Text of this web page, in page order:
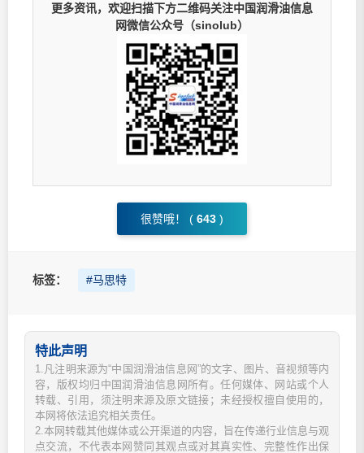
更多资讯，欢迎扫描下方二维码关注中国润滑油信息
网微信公众号（sinolub）
很赞哦！ ( 643 )
标签： #马思特
特此声明
1.凡注明来源为“中国润滑油信息网”的文字、图片、音视频等内
容，版权均归中国润滑油信息网所有。任何媒体、网站或个人
转载、引用，须注明来源及原文链接；未经授权擅自使用的，
本网将依法追究相关责任。
2.本网转载其他媒体或公开渠道的内容，旨在传递行业信息与观
点交流，不代表本网赞同其观点或对其真实性、完整性作出保